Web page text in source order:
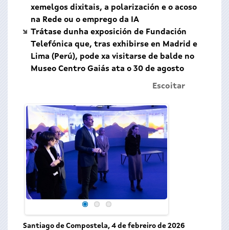
xemelgos dixitais, a polarización e o acoso
na Rede ou o emprego da IA
Trátase dunha exposición de Fundación
Telefónica que, tras exhibirse en Madrid e
Lima (Perú), pode xa visitarse de balde no
Museo Centro Gaiás ata o 30 de agosto
Escoitar
Santiago de Compostela, 4 de febreiro de 2026